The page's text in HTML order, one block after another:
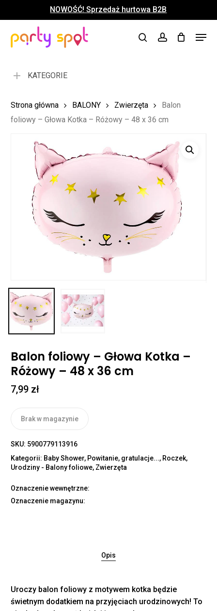
to
content
NOWOŚĆ! Sprzedaż hurtowa B2B
searchaccount
Menu
Koszyk Close
KATEGORIE
Strona główna BALONY Zwierzęta
Balon
foliowy – Głowa Kotka – Różowy – 48 x 36 cm
Balon foliowy – Głowa Kotka –
Różowy – 48 x 36 cm
7,99 zł
Brak w magazynie
SKU: 5900779113916
Kategorii: Baby Shower, Powitanie, gratulacje..., Roczek,
Urodziny - Balony foliowe, Zwierzęta
Oznaczenie wewnętrzne:
Oznaczenie magazynu:
Opis
Uroczy balon foliowy z motywem kotka będzie
świetnym dodatkiem na przyjęciach urodzinowych! To
Menu